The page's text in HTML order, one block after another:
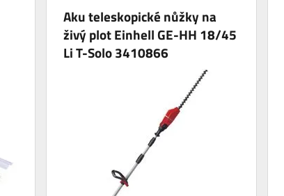
Aku teleskopické nůžky na
živý plot Einhell GE-HH 18/45
Li T-Solo 3410866